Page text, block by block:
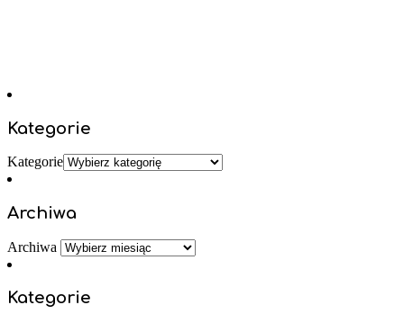
Kategorie
Kategorie
Archiwa
Archiwa
Kategorie